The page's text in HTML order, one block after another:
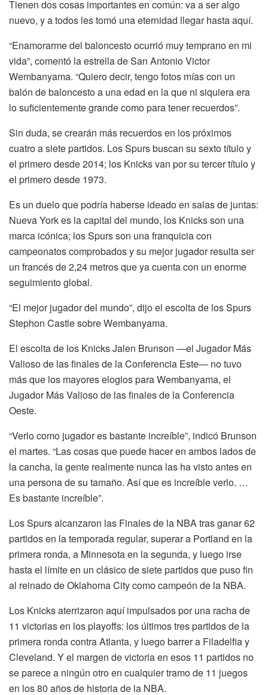
Tienen dos cosas importantes en común: va a ser algo
nuevo, y a todos les tomó una eternidad llegar hasta aquí.
“Enamorarme del baloncesto ocurrió muy temprano en mi
vida”, comentó la estrella de San Antonio Victor
Wembanyama. “Quiero decir, tengo fotos mías con un
balón de baloncesto a una edad en la que ni siquiera era
lo suficientemente grande como para tener recuerdos”.
Sin duda, se crearán más recuerdos en los próximos
cuatro a siete partidos. Los Spurs buscan su sexto título y
el primero desde 2014; los Knicks van por su tercer título y
el primero desde 1973.
Es un duelo que podría haberse ideado en salas de juntas:
Nueva York es la capital del mundo, los Knicks son una
marca icónica; los Spurs son una franquicia con
campeonatos comprobados y su mejor jugador resulta ser
un francés de 2,24 metros que ya cuenta con un enorme
seguimiento global.
“El mejor jugador del mundo”, dijo el escolta de los Spurs
Stephon Castle sobre Wembanyama.
El escolta de los Knicks Jalen Brunson —el Jugador Más
Valioso de las finales de la Conferencia Este— no tuvo
más que los mayores elogios para Wembanyama, el
Jugador Más Valioso de las finales de la Conferencia
Oeste.
“Verlo como jugador es bastante increíble”, indicó Brunson
el martes. “Las cosas que puede hacer en ambos lados de
la cancha, la gente realmente nunca las ha visto antes en
una persona de su tamaño. Así que es increíble verlo. …
Es bastante increíble”.
Los Spurs alcanzaron las Finales de la NBA tras ganar 62
partidos en la temporada regular, superar a Portland en la
primera ronda, a Minnesota en la segunda, y luego irse
hasta el límite en un clásico de siete partidos que puso fin
al reinado de Oklahoma City como campeón de la NBA.
Los Knicks aterrizaron aquí impulsados por una racha de
11 victorias en los playoffs: los últimos tres partidos de la
primera ronda contra Atlanta, y luego barrer a Filadelfia y
Cleveland. Y el margen de victoria en esos 11 partidos no
se parece a ningún otro en cualquier tramo de 11 juegos
en los 80 años de historia de la NBA.